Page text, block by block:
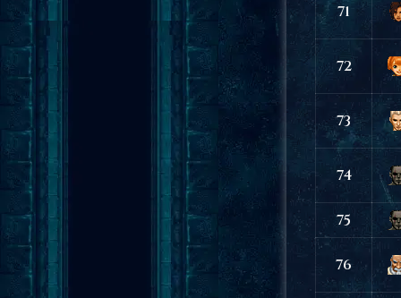
71
72
73
74
75
76